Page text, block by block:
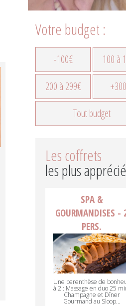
Votre budget :
-100€
100 à
200 à 299€
Tout budget
Les coffrets
les plus
SPA &
GOURMANDISES -
PERS.
Une parenthèse de
à 2 : Massage en duo 25
Champagne et Dîner
Gourmand au Sloop…